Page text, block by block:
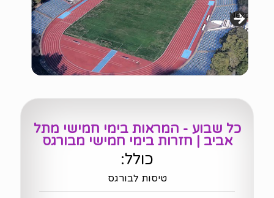
Next
כל שבוע - המראות בימי חמישי מתל
אביב | חזרות בימי חמישי מבורגס
כולל:
טיסות לבורגס